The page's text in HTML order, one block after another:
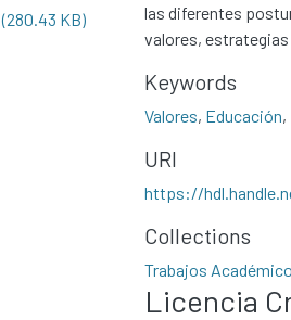
(280.43 KB)
las diferentes
valores, estrategias
Keywords
Valores, Educación,
URI
https://
Collections
Trabajos
Licencia